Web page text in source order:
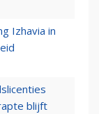
Izhavia in
blijft